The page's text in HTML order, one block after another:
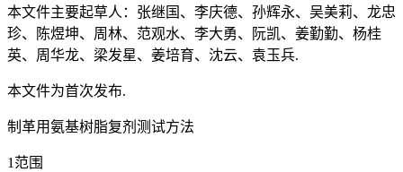
本文件主要起草人：张继国、李庆德、孙辉永、吴美莉、龙忠
珍、陈煜坤、周林、范观水、李大勇、阮凯、姜勤勤、杨桂
英、周华龙、梁发星、姜培育、沈云、袁玉兵.
本文件为首次发布.
制革用氨基树脂复剂测试方法
1范围